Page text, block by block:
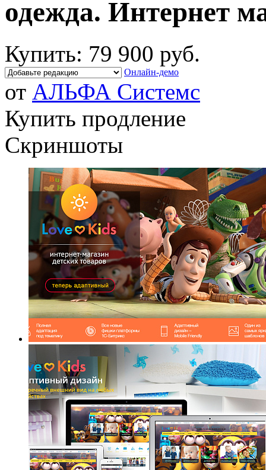
одежда. Интернет
Купить: 79 900 руб.
Онлайн-демо
от АЛЬФА Системс
Купить продление
Скриншоты